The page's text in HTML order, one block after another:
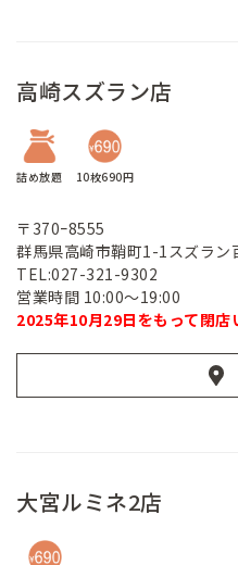
高崎スズラン店
詰め放題 10枚690円
〒370ｰ8555
群馬県高崎市鞘町1-1スズラン
TEL:027-321-9302
営業時間 10:00～19:00
2025年10月29日をもって閉店
大宮ルミネ2店